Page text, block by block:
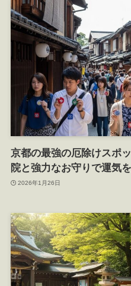
京都の最強の厄除けスポ
院と強力なお守りで運気
2026年1月26日